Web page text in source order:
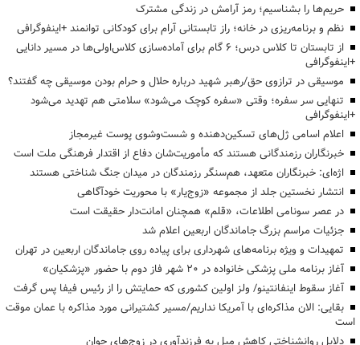
حریم‌ها را بشناسیم؛ رمز آرامش در زندگی مشترک
نظم و برنامه‌ریزی در خانه؛ راز تابستانی آرام برای کودکانی توانمند +اینفوگرافی
از تابستان تا کلاس درس؛ ۶ گام برای آماده‌سازی کلاس‌اولی‌ها در مسیر دانایی
+اینفوگرافی
موسیقی در ترازوی حق/رهبر شهید درباره حلال و حرام بودن موسیقی چه گفتند؟
تنهایی سر سفره؛ وقتی «سفره کوچک می‌شود» سلامتی هم تهدید می‌شود
+اینفوگرافی
اعلام اسامی ژل‌های تسکین‌دهنده و شست‌وشوی پوست غیرمجاز
خبرنگاران رزمندگانی هستند که مأموریت‌شان دفاع از اقتدار فرهنگی ملت است
اژه‌ای: خبرنگاران متعهد، هم‌سنگر رزمندگان در میدان جنگ شناختی هستند
انتشار نخستین جلد از مجموعه «زوج‌یار» با محوریت خودآگاهی
در عصر سونامی اطلاعات، «قلم» همچنان امانت‌دار حقیقت است
جزئیات مراسم بزرگ جاماندگان اربعین اعلام شد
تمهیدات و ویژه برنامه‌های شهرداری برای پیاده روی جاماندگان اربعین در تهران
آغاز برنامه ملی پزشکی خانواده در ۲۰ شهر فاز دوم با حضور «پزشکیان»
آغاز سقوط اینفانتینو/ ولز اولین کشوری که حمایتش را از رئیس فیفا پس گرفت
بقایی: الان مذاکره‌ای با آمریکا نداریم/مسیر کشتیرانی مورد مذاکره با عمان موقت
است
دلایل روانشناختی کاهش میل به فرزندآوری در زوج‌های جوان